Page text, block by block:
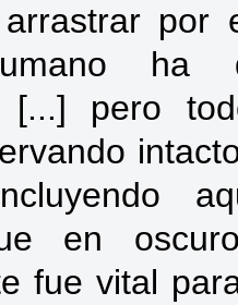
por
ha
[...] pero
en
fue vital